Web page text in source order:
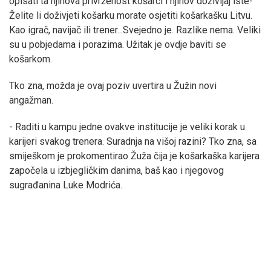
Želite li doživjeti košarku morate osjetiti košarkašku Litvu.
Kao igrač, navijač ili trener...Svejedno je. Razlike nema. Veliki
su u pobjedama i porazima. Užitak je ovdje baviti se
košarkom.
Tko zna, možda je ovaj poziv uvertira u Žužin novi
angažman.
- Raditi u kampu jedne ovakve institucije je veliki korak u
karijeri svakog trenera. Suradnja na višoj razini? Tko zna, sa
smiješkom je prokomentirao Žuža čija je košarkaška karijera
započela u izbjegličkim danima, baš kao i njegovog
sugrađanina Luke Modrića.